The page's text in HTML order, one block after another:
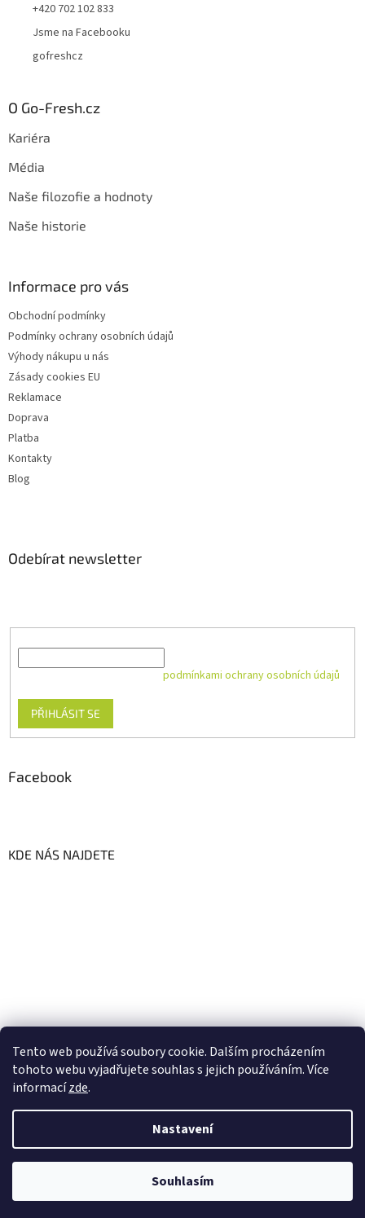
Tento web používá soubory cookie. Dalším procházením
tohoto webu vyjadřujete souhlas s jejich používáním. Více
informacízde.
Nastavení
Souhlasím
+420 702 102 833
Jsme na Facebooku
gofreshcz
O Go-Fresh.cz
Kariéra
Média
Naše filozofie a hodnoty
Naše historie
Informace pro vás
Obchodní podmínky
Podmínky ochrany osobních údajů
Výhody nákupu u nás
Zásady cookies EU
Reklamace
Doprava
Platba
Kontakty
Blog
Odebírat newsletter
podmínkami ochrany osobních údajů
PŘIHLÁSIT SE
Facebook
KDE NÁS NAJDETE
Copyright 2026GoFresh | Zdravé a čerstvé BIO potraviny.
Všechna práva vyhrazena.Upravit nastavení cookies